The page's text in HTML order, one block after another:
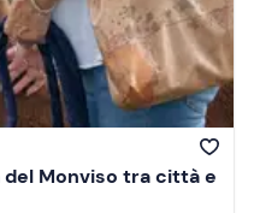
del Monviso tra città e